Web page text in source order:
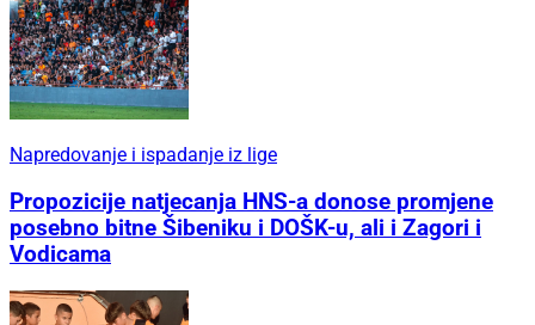
Napredovanje i ispadanje iz lige
Propozicije natjecanja HNS-a donose promjene
posebno bitne Šibeniku i DOŠK-u, ali i Zagori i
Vodicama